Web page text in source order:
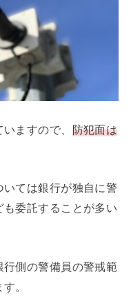
ますので、 防犯面は
ては銀行が独自に警
委託することが多い
側の警備員の警戒範
。